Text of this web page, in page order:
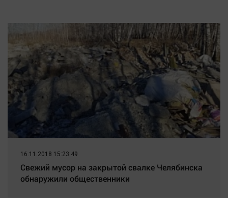
16.11.2018 15:23:49
Свежий мусор на закрытой свалке Челябинска
обнаружили общественники